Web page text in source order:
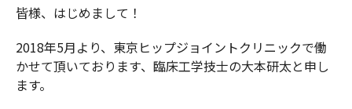
皆様、はじめまして！
2018年5月より、東京ヒップジョイントクリニックで働
かせて頂いております、臨床工学技士の大本研太と申し
ます。